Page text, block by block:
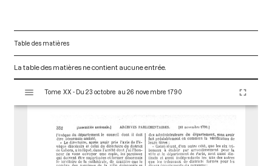
Table des matières
La table des matières ne contient aucune entrée.
s
Tome XX - Du 23 octobre au 26 novembre 1790